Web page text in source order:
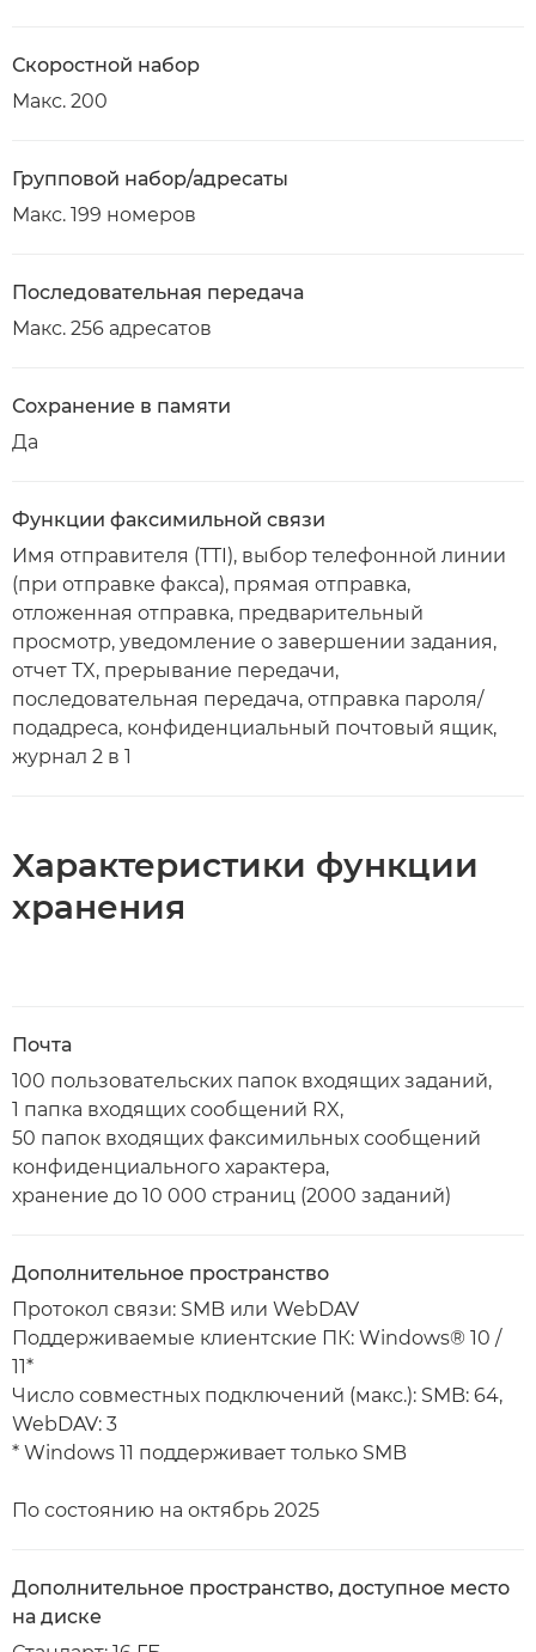
Скоростной набор
Макс. 200
Групповой набор/адресаты
Макс. 199 номеров
Последовательная передача
Макс. 256 адресатов
Сохранение в памяти
Да
Функции факсимильной связи
Имя отправителя (TTI), выбор телефонной линии
(при отправке факса), прямая отправка,
отложенная отправка, предварительный
просмотр, уведомление о завершении задания,
отчет TX, прерывание передачи,
последовательная передача, отправка пароля/
подадреса, конфиденциальный почтовый ящик,
журнал 2 в 1
Характеристики функции
хранения
Почта
100 пользовательских папок входящих заданий,
1 папка входящих сообщений RX,
50 папок входящих факсимильных сообщений
конфиденциального характера,
хранение до 10 000 страниц (2000 заданий)
Дополнительное пространство
Протокол связи: SMB или WebDAV
Поддерживаемые клиентские ПК: Windows® 10 /
11*
Число совместных подключений (макс.): SMB: 64,
WebDAV: 3
* Windows 11 поддерживает только SMB
По состоянию на октябрь 2025
Дополнительное пространство, доступное место
на диске